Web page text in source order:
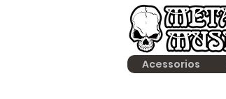
Acessorios